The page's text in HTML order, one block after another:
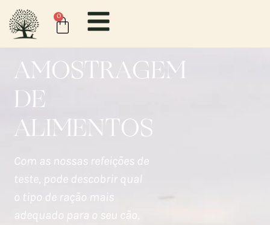
0
AMOSTRAGEM
DE
ALIMENTOS
Com as nossas refeições de
teste, pode descobrir qual
o tipo de ração mais
adequado para o seu cão,